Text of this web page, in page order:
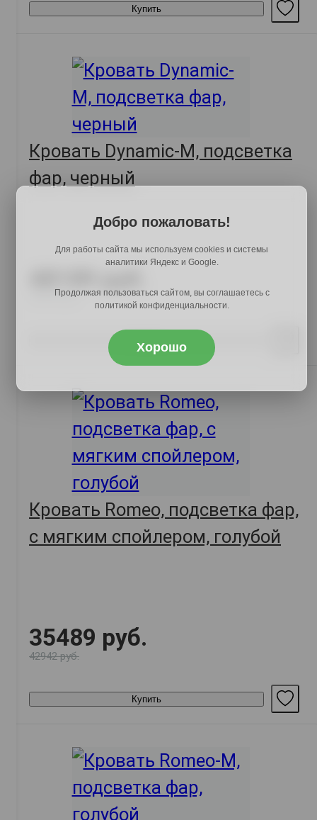
Купить
Кровать Dynamic-M, подсветка
фар, черный
58309 руб.
Кровать Romeo, подсветка фар,
с мягким спойлером, голубой
35489 руб.
42942 руб.
Купить
Добро пожаловать!
Для работы сайта мы используем cookies и системы
аналитики Яндекс и Google.
Продолжая пользоваться сайтом, вы соглашаетесь с
политикой конфиденциальности.
Хорошо